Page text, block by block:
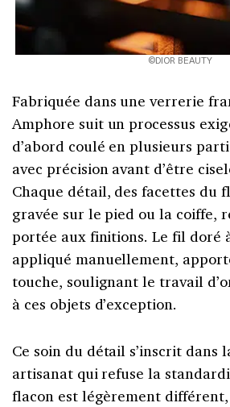
©DIOR BEAUTY
Fabriquée dans une verrerie
Amphore suit un processus
d’abord coulé en plusieurs
avec précision avant d’être
Chaque détail, des facettes du
gravée sur le pied ou la coiffe,
portée aux finitions. Le fil doré
appliqué manuellement,
touche, soulignant le travail
à ces objets d’exception.
Ce soin du détail s’inscrit dans
artisanat qui refuse la
flacon est légèrement